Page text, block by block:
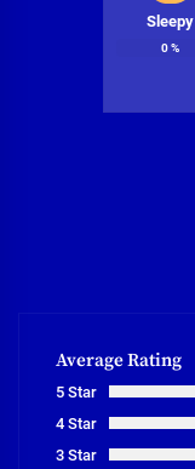
Sleepy
0%
Average Rating
5 Star
4 Star
3 Star